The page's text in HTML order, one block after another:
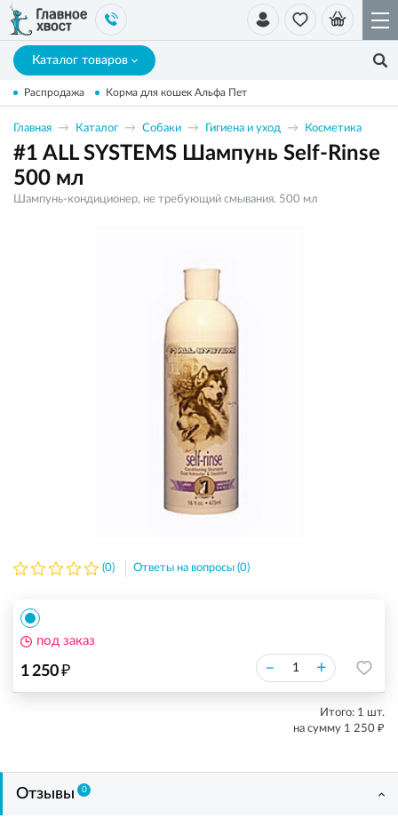
Каталог товаров
Распродажа Корма для кошек Альфа Пет
Главная Каталог Собаки Гигиена и уход Косметика
#1 ALL SYSTEMS Шампунь Self-Rinse
500 мл
Шампунь-кондиционер, не требующий смывания. 500 мл
(0) Ответы на вопросы (0)
1 250₽ – +
под заказ
Итого: 1 шт.
на сумму 1 250 ₽
Отзывы 0